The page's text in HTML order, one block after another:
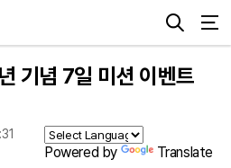
기념 7일 미션 이벤트
Powered by Translate